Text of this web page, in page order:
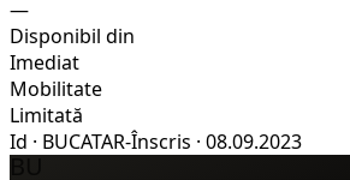
—
Disponibil din
Imediat
Mobilitate
Limitată
Id · BUCATAR-Înscris · 08.09.2023